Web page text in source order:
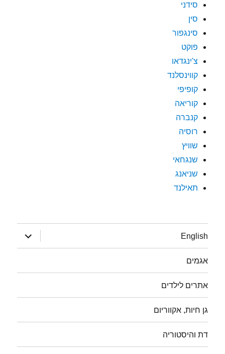
סידני
סין
סינגפור
פוקט
צ'ינגדאו
קווינסלנד
קופיפי
קוריאה
קנברה
רוסיה
שוויץ
שנגחאי
שניאנג
תאילנד
English
הצג
תפריט
אגמים
אתרים לילדים
גן חיות, אקווריום
דת והיסטוריה